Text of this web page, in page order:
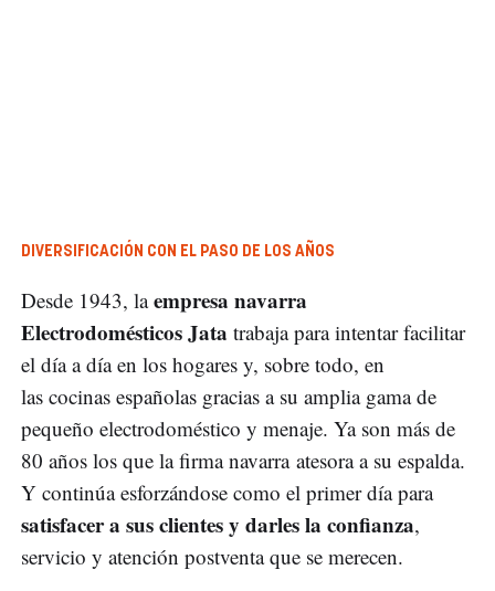
DIVERSIFICACIÓN CON EL PASO DE LOS AÑOS
Desde 1943, laempresa navarra
Electrodomésticos Jata trabaja para intentar facilitar
el día a día en los hogares y, sobre todo, en
las cocinas españolas gracias a su amplia gama de
pequeño electrodoméstico y menaje. Ya son más de
80 años los que la firma navarra atesora a su espalda.
Y continúa esforzándose como el primer día para
satisfacer a sus clientes y darles la confianza,
servicio y atención postventa que se merecen.